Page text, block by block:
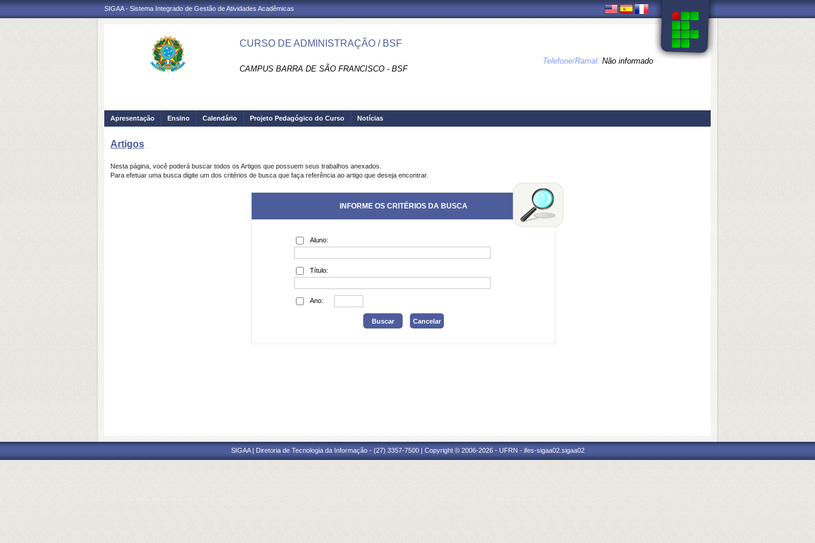
SIGAA - Sistema Integrado de Gestão de Atividades Acadêmicas
CURSO DE ADMINISTRAÇÃO / BSF
CAMPUS BARRA DE SÃO FRANCISCO - BSF
Telefone/Ramal: Não informado
Apresentação Ensino Calendário Projeto Pedagógico do Curso Notícias
Artigos
Nesta página, você poderá buscar todos os Artigos que possuem seus trabalhos anexados.
Para efetuar uma busca digite um dos critérios de busca que faça referência ao artigo que deseja encontrar.
INFORME OS CRITÉRIOS DA BUSCA
Aluno:
Título:
Ano:
SIGAA | Diretoria de Tecnologia da Informação - (27) 3357-7500 | Copyright © 2006-2026 - UFRN - ifes-sigaa02.sigaa02